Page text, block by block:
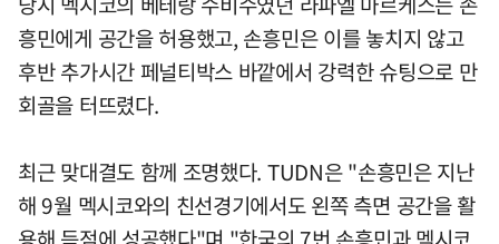
흥민에게 공간을 허용했고, 손흥민은 이를 놓치지 않고
후반 추가시간 페널티박스 바깥에서 강력한 슈팅으로 만
회골을 터뜨렸다.
최근 맞대결도 함께 조명했다. TUDN은 "손흥민은 지난
해 9월 멕시코와의 친선경기에서도 왼쪽 측면 공간을 활